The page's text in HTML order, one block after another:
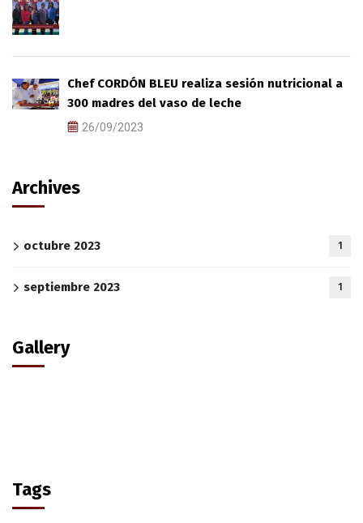
Chef CORDÓN BLEU realiza sesión nutricional a
300 madres del vaso de leche
26/09/2023
Archives
octubre 2023 1
septiembre 2023 1
Gallery
Tags